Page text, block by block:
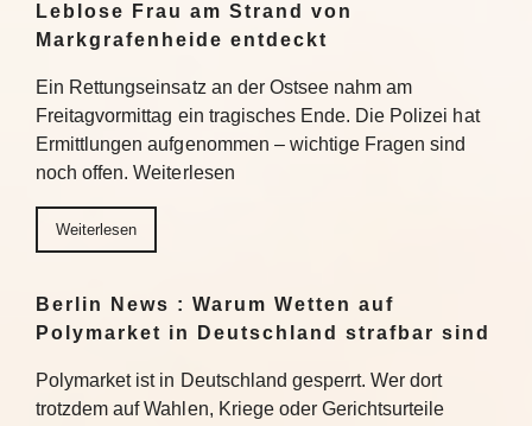
Leblose Frau am Strand von
Markgrafenheide entdeckt
Ein Rettungseinsatz an der Ostsee nahm am
Freitagvormittag ein tragisches Ende. Die Polizei hat
Ermittlungen aufgenommen – wichtige Fragen sind
noch offen. Weiterlesen
Weiterlesen
Berlin News : Warum Wetten auf
Polymarket in Deutschland strafbar sind
Polymarket ist in Deutschland gesperrt. Wer dort
trotzdem auf Wahlen, Kriege oder Gerichtsurteile